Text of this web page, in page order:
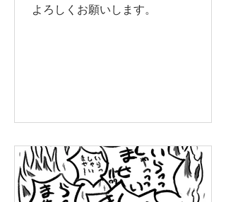
よろしくお願いします。